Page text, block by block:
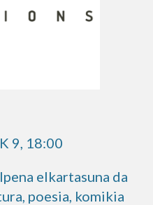
9 18:00
elkartasuna da
poesia, komikia